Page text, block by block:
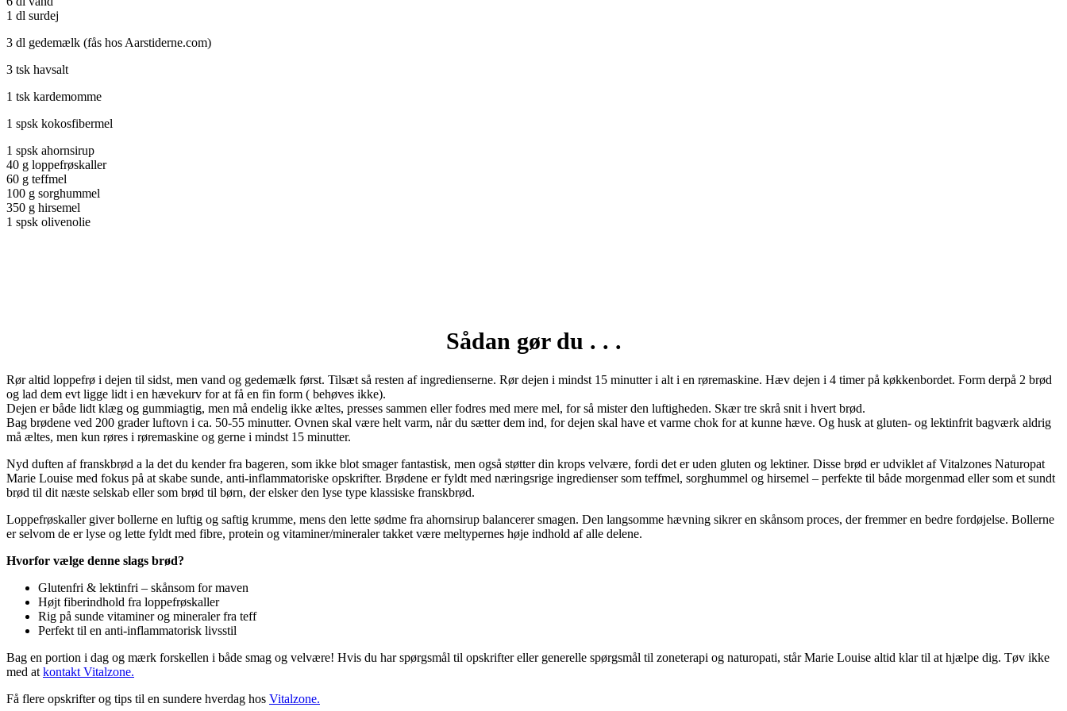
1 dl surdej
3 dl gedemælk (fås hos Aarstiderne.com)
3 tsk havsalt
1 tsk kardemomme
1 spsk kokosfibermel
1 spsk ahornsirup
40 g loppefrøskaller
60 g teffmel
100 g sorghummel
350 g hirsemel
1 spsk olivenolie
Sådan gør du . . .
Rør altid loppefrø i dejen til sidst, men vand og gedemælk først. Tilsæt så resten af ingredienserne. Rør dejen i mindst 15 minutter i alt i en røremaskine. Hæv dejen i 4 timer på køkkenbordet. Form derpå 2 brød
og lad dem evt ligge lidt i en hævekurv for at få en fin form ( behøves ikke).
Dejen er både lidt klæg og gummiagtig, men må endelig ikke æltes, presses sammen eller fodres med mere mel, for så mister den luftigheden. Skær tre skrå snit i hvert brød.
Bag brødene ved 200 grader luftovn i ca. 50-55 minutter. Ovnen skal være helt varm, når du sætter dem ind, for dejen skal have et varme chok for at kunne hæve. Og husk at gluten- og lektinfrit bagværk aldrig
må æltes, men kun røres i røremaskine og gerne i mindst 15 minutter.
Nyd duften af franskbrød a la det du kender fra bageren, som ikke blot smager fantastisk, men også støtter din krops velvære, fordi det er uden gluten og lektiner. Disse brød er udviklet af Vitalzones Naturopat
Marie Louise med fokus på at skabe sunde, anti-inflammatoriske opskrifter. Brødene er fyldt med næringsrige ingredienser som teffmel, sorghummel og hirsemel – perfekte til både morgenmad eller som et sundt
brød til dit næste selskab eller som brød til børn, der elsker den lyse type klassiske franskbrød.
Loppefrøskaller giver bollerne en luftig og saftig krumme, mens den lette sødme fra ahornsirup balancerer smagen. Den langsomme hævning sikrer en skånsom proces, der fremmer en bedre fordøjelse. Bollerne
er selvom de er lyse og lette fyldt med fibre, protein og vitaminer/mineraler takket være meltypernes høje indhold af alle delene.
Hvorfor vælge denne slags brød?
Glutenfri & lektinfri – skånsom for maven
Højt fiberindhold fra loppefrøskaller
Rig på sunde vitaminer og mineraler fra teff
Perfekt til en anti-inflammatorisk livsstil
Bag en portion i dag og mærk forskellen i både smag og velvære! Hvis du har spørgsmål til opskrifter eller generelle spørgsmål til zoneterapi og naturopati, står Marie Louise altid klar til at hjælpe dig. Tøv ikke
med at kontakt Vitalzone.
Få flere opskrifter og tips til en sundere hverdag hos Vitalzone.